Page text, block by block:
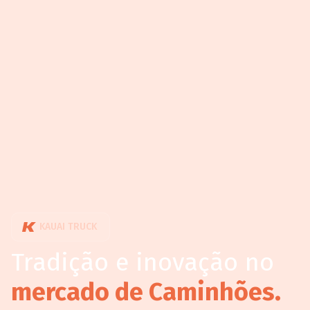
KAUAI TRUCK
Tradição e inovação no
mercado de Caminhões.